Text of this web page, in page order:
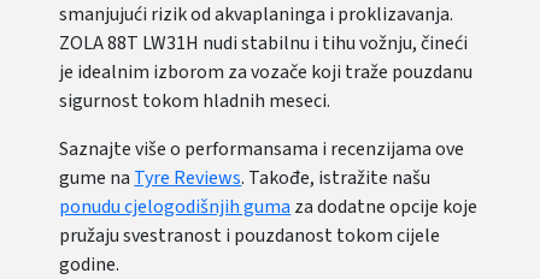
smanjujući rizik od akvaplaninga i proklizavanja.
ZOLA 88T LW31H nudi stabilnu i tihu vožnju, čineći
je idealnim izborom za vozače koji traže pouzdanu
sigurnost tokom hladnih meseci.
Saznajte više o performansama i recenzijama ove
gume na Tyre Reviews. Takođe, istražite našu
ponudu cjelogodišnjih guma za dodatne opcije koje
pružaju svestranost i pouzdanost tokom cijele
godine.